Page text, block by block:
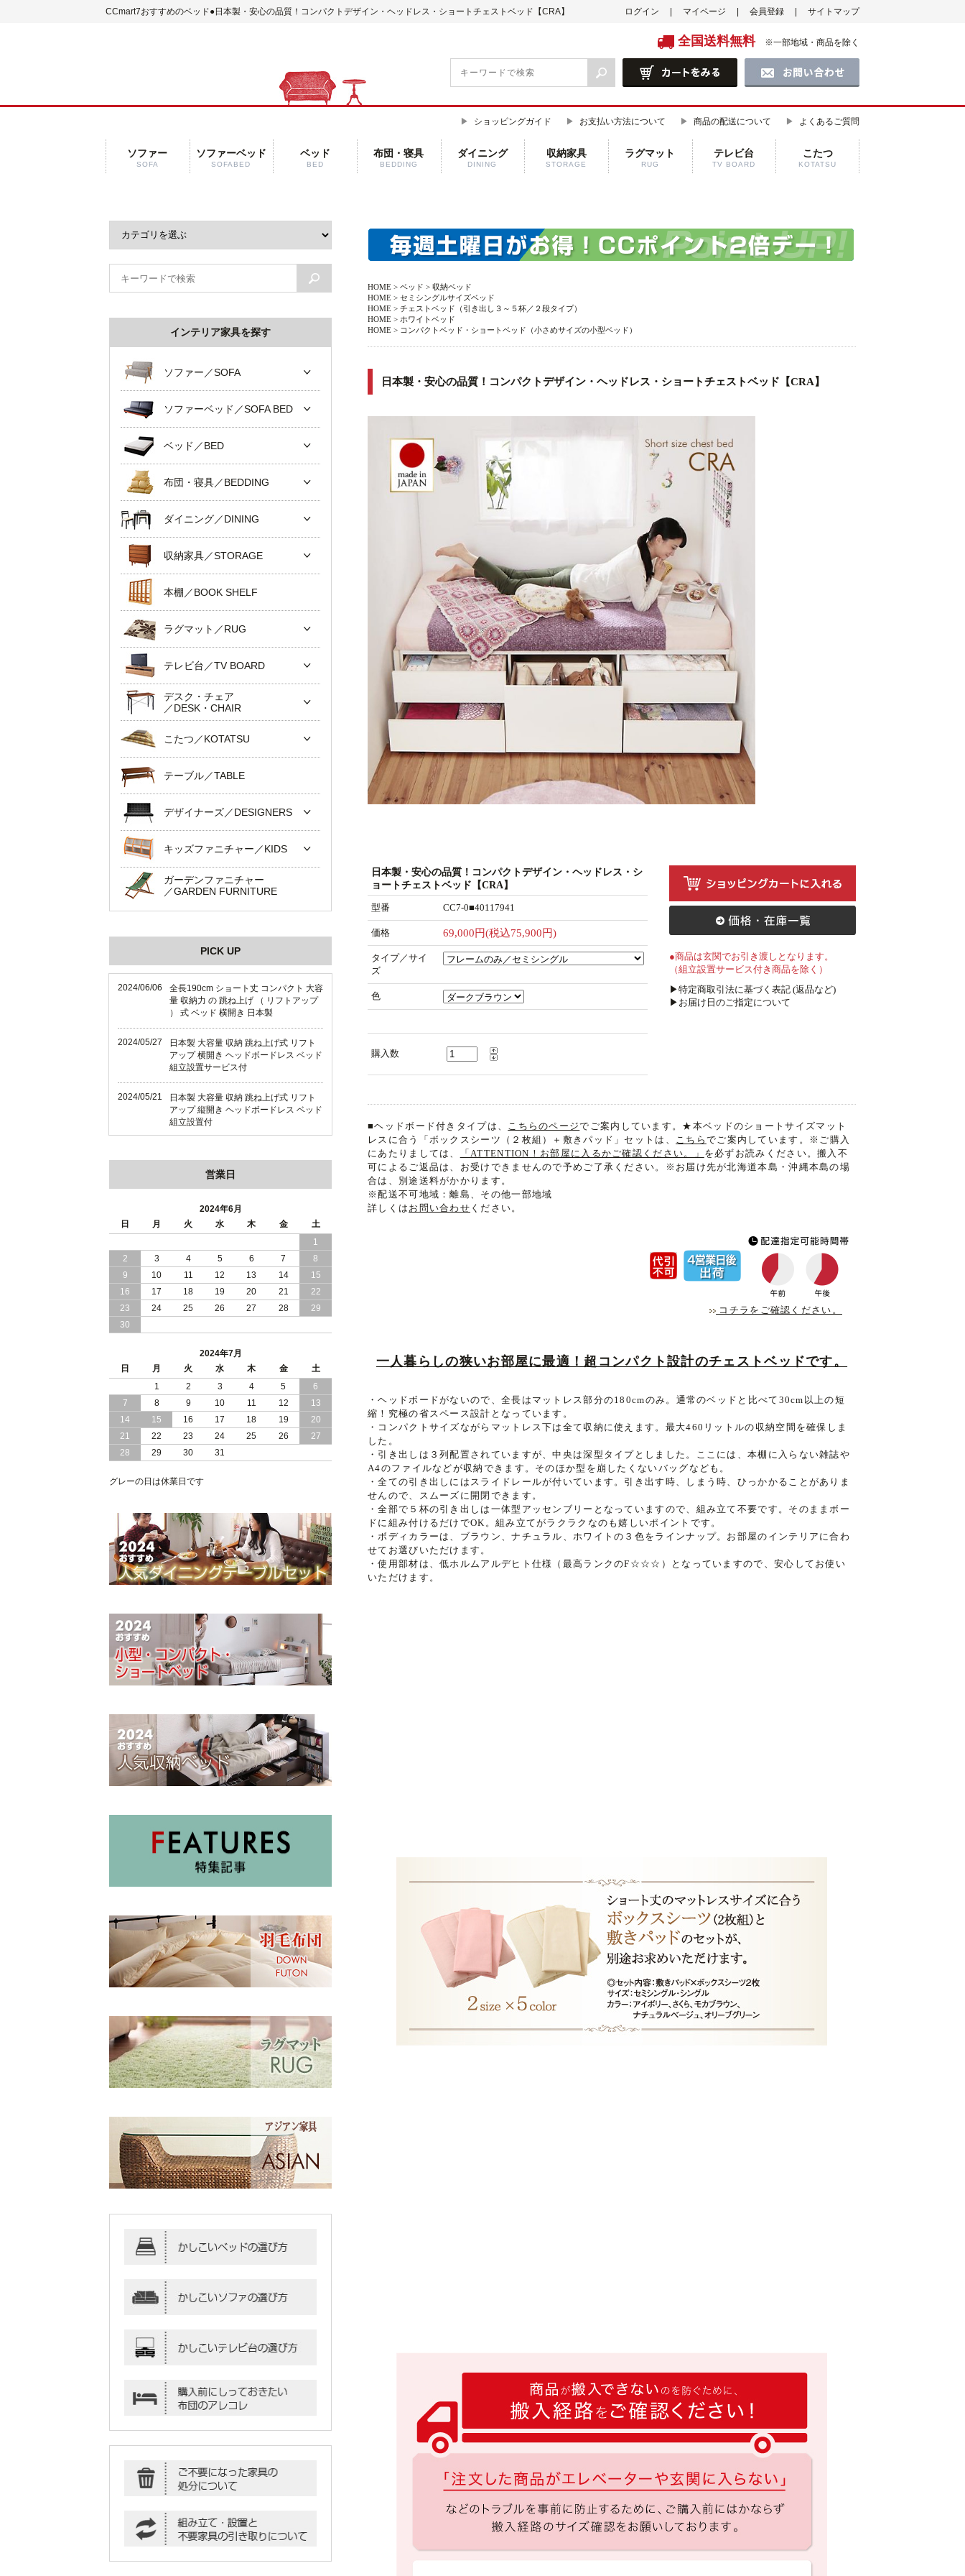
CCmart7おすすめのベッド●日本製・安心の品質！コンパクトデザイン・ヘッドレス・ショートチェストベッド【CRA】 ログイン マイページ 会員登録 サイトマップ
全国送料無料 ※一部地域・商品を除く
ショッピングガイド お支払い方法について 商品の配送について よくあるご質問
ソファー
SOFA
ソファーベッド
SOFABED
ベッド
BED
布団・寝具
BEDDING
ダイニング
DINING
収納家具
STORAGE
ラグマット
RUG
テレビ台
TV BOARD
こたつ
KOTATSU
HOME > ベッド > 収納ベッド
HOME > セミシングルサイズベッド
HOME > チェストベッド（引き出し３～５杯／２段タイプ）
HOME > ホワイトベッド
HOME > コンパクトベッド・ショートベッド（小さめサイズの小型ベッド）
日本製・安心の品質！コンパクトデザイン・ヘッドレス・ショートチェストベッド【CRA】
日本製・安心の品質！コンパクトデザイン・ヘッドレス・シ
ョートチェストベッド【CRA】
型番 CC7-0■40117941
価格 69,000円(税込75,900円)
タイプ／サイ
ズ
色
購入数
●商品は玄関でお引き渡しとなります。
（組立設置サービス付き商品を除く）
▶特定商取引法に基づく表記 (返品など)
▶お届け日のご指定について
■ヘッドボード付きタイプは、 こちらのページでご案内しています。★本ベッドのショートサイズマット
レスに合う「ボックスシーツ（２枚組）＋敷きパッド」セットは、 こちら でご案内しています。※ご購入
にあたりましては、
「ATTENTION！お部屋に入るかご確認ください。」 を必ずお読みください。搬入不
可によるご返品は、お受けできませんので予めご了承ください。※お届け先が北海道本島・沖縄本島の場
合は、別途送料がかかります。
※配送不可地域：離島、その他一部地域
詳しくは お問い合わせ ください。
コチラをご確認ください。
一人暮らしの狭いお部屋に最適！超コンパクト設計のチェストベッドです。
・ヘッドボードがないので、全長はマットレス部分の180cmのみ。通常のベッドと比べて30cm以上の短
縮！究極の省スペース設計となっています。
・コンパクトサイズながらマットレス下は全て収納に使えます。最大460リットルの収納空間を確保しま
した。
・引き出しは３列配置されていますが、中央は深型タイプとしました。ここには、本棚に入らない雑誌や
A4のファイルなどが収納できます。そのほか型を崩したくないバッグなども。
・全ての引き出しにはスライドレールが付いています。引き出す時、しまう時、ひっかかることがありま
せんので、スムーズに開閉できます。
・全部で５杯の引き出しは一体型アッセンブリーとなっていますので、組み立て不要です。そのままボー
ドに組み付けるだけでOK。組み立てがラクラクなのも嬉しいポイントです。
・ボディカラーは、ブラウン、ナチュラル、ホワイトの３色をラインナップ。お部屋のインテリアに合わ
せてお選びいただけます。
・使用部材は、低ホルムアルデヒト仕様（最高ランクのF☆☆☆）となっていますので、安心してお使い
いただけます。
インテリア家具を探す
ソファー／SOFA
ソファーベッド／SOFA BED
ベッド／BED
布団・寝具／BEDDING
ダイニング／DINING
収納家具／STORAGE
本棚／BOOK SHELF
ラグマット／RUG
テレビ台／TV BOARD
デスク・チェア
／DESK・CHAIR
こたつ／KOTATSU
テーブル／TABLE
デザイナーズ／DESIGNERS
キッズファニチャー／KIDS
ガーデンファニチャー
／GARDEN FURNITURE
PICK UP
2024/06/06
全長190cm ショート丈 コンパクト 大容
量 収納力 の 跳ね上げ （ リフトアップ
） 式 ベッド 横開き 日本製
2024/05/27
日本製 大容量 収納 跳ね上げ式 リフト
アップ 横開き ヘッドボードレス ベッド
組立設置サービス付
2024/05/21
日本製 大容量 収納 跳ね上げ式 リフト
アップ 縦開き ヘッドボードレス ベッド
組立設置付
ド 組立設置 付き
日本製 収納 跳ね上げ式 リフトアップ
ベッド 縦開き ヘッドボード 組立設置サ
ービス付き
2024/04/23
すのこ の 床板 簡単 軽い コンパクトな
大容量 収納 跳ね上げ式 ベッド
2024/03/28
おすすめ クイーン キング ワイドキング
サイズ で 通気性ある すのこ仕様 大容
畳 仕様 で 敷き布団 が使える 引き出し
収納 付き 大容量 チェスト ベッド 日本
製 ヘッドボードなし
2024/02/23
畳 の 床面 で 敷き布団 で 寝られる 引き
出し 収納庫 付 大容量 チェスト ベッド
日本製
し 収納庫 付き チェスト ベッド 日本製
営業日
2024年6月
日
月 火 水 木 金
土
1
2
3 4 5 6 7
8
9
10 11 12 13 14
15
16
17 18 19 20 21
22
23
24 25 26 27 28
29
30
2024年7月
日
月 火 水 木 金
土
1
2 3 4 5
6
7
8 9 10 11 12
13
14
15 16 17 18 19
20
21
22 23 24 25 26
27
28
29 30 31
グレーの日は休業日です